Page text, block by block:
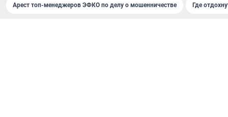
Арест топ-менеджеров ЭФКО по делу о мошенничестве Где